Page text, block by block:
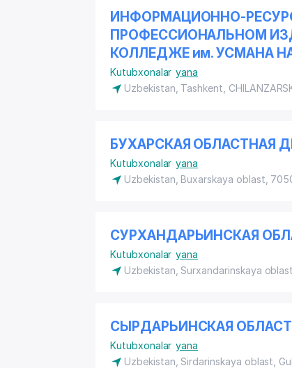
ИНФОРМАЦИОННО-
ПРОФЕССИОНАЛЬНОМ
КОЛЛЕДЖЕ им. УСМАНА
Kutubxonalar yana
Uzbekistan, Tashkent,
БУХАРСКАЯ ОБЛАСТНАЯ
Kutubxonalar yana
Uzbekistan, Buxarskaya oblast,
СУРХАНДАРЬИНСКАЯ
Kutubxonalar yana
Uzbekistan, Surxandarinskaya
СЫРДАРЬИНСКАЯ
Kutubxonalar yana
Uzbekistan, Sirdarinskaya oblast,